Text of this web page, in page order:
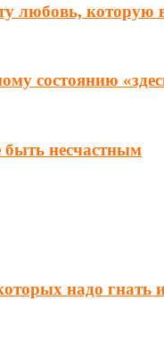
ту любовь, которую
состоянию
быть несчастным
надо гнать